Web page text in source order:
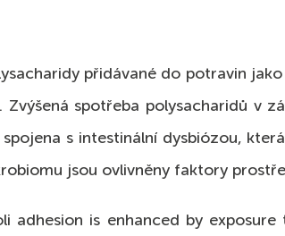
přidávané do potravin
spotřeba polysacharidů v
s intestinální dysbiózou,
jsou ovlivněny faktory
adhesion is enhanced by